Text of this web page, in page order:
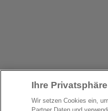
Ihre
Wir setzen Cookies ein,